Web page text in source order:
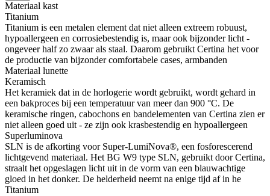
Materiaal kast
Titanium
Titanium is een metalen element dat niet alleen extreem robuust,
hypoallergeen en corrosiebestendig is, maar ook bijzonder licht -
ongeveer half zo zwaar als staal. Daarom gebruikt Certina het voor
de productie van bijzonder comfortabele cases, armbanden
Materiaal lunette
Keramisch
Het keramiek dat in de horlogerie wordt gebruikt, wordt gehard in
een bakproces bij een temperatuur van meer dan 900 °C. De
keramische ringen, cabochons en bandelementen van Certina zien er
niet alleen goed uit - ze zijn ook krasbestendig en hypoallergeen
Superluminova
SLN is de afkorting voor Super-LumiNova®, een fosforescerend
lichtgevend materiaal. Het BG W9 type SLN, gebruikt door Certina,
straalt het opgeslagen licht uit in de vorm van een blauwachtige
gloed in het donker. De helderheid neemt na enige tijd af in he
Titanium